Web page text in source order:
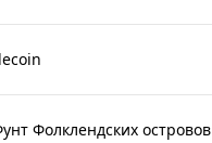
Фолклендских островов